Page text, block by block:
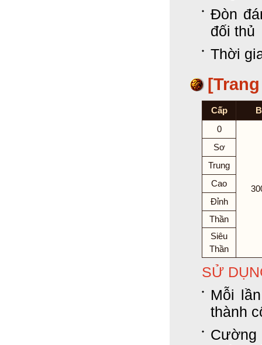
Đòn
đối thủ
Thời
Cấp
0
Sơ
Trung
Cao
Đỉnh
Thần
Siêu
Thần
SỬ
Mỗi
thành